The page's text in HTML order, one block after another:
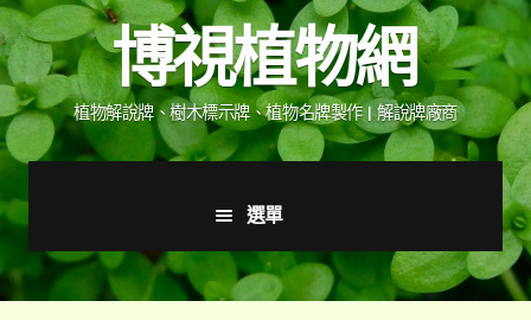
跳
至
導
覽
跳
至
主
要
博視植物網
植物解說牌、樹木標示牌、植物名牌製作 | 解說牌廠商
選單
首頁